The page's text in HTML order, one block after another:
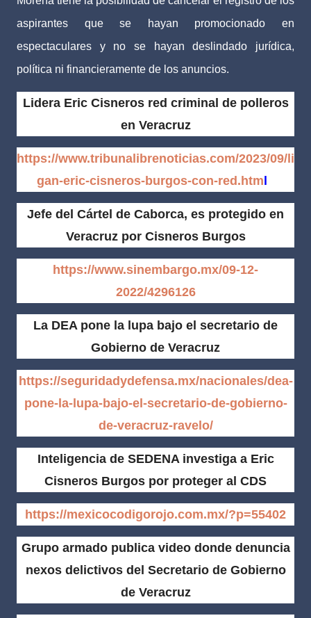
aspirantes que se hayan promocionado en
espectaculares y no se hayan deslindado jurídica,
política ni financieramente de los anuncios.
Lidera Eric Cisneros red criminal de polleros
en Veracruz
https://www.tribunalibrenoticias.com/2023/09/li
gan-eric-cisneros-burgos-con-red.htm
Jefe del Cártel de Caborca, es protegido en
Veracruz por Cisneros Burgos
https://www.sinembargo.mx/09-12-
2022/4296126
La DEA pone la lupa bajo el secretario de
Gobierno de Veracruz
https://seguridadydefensa.mx/nacionales/dea-
pone-la-lupa-bajo-el-secretario-de-gobierno-
de-veracruz-ravelo/
Inteligencia de SEDENA investiga a Eric
Cisneros Burgos por proteger al CDS
https://mexicocodigorojo.com.mx/?p=55402
Grupo armado publica video donde denuncia
nexos delictivos del Secretario de Gobierno
de Veracruz